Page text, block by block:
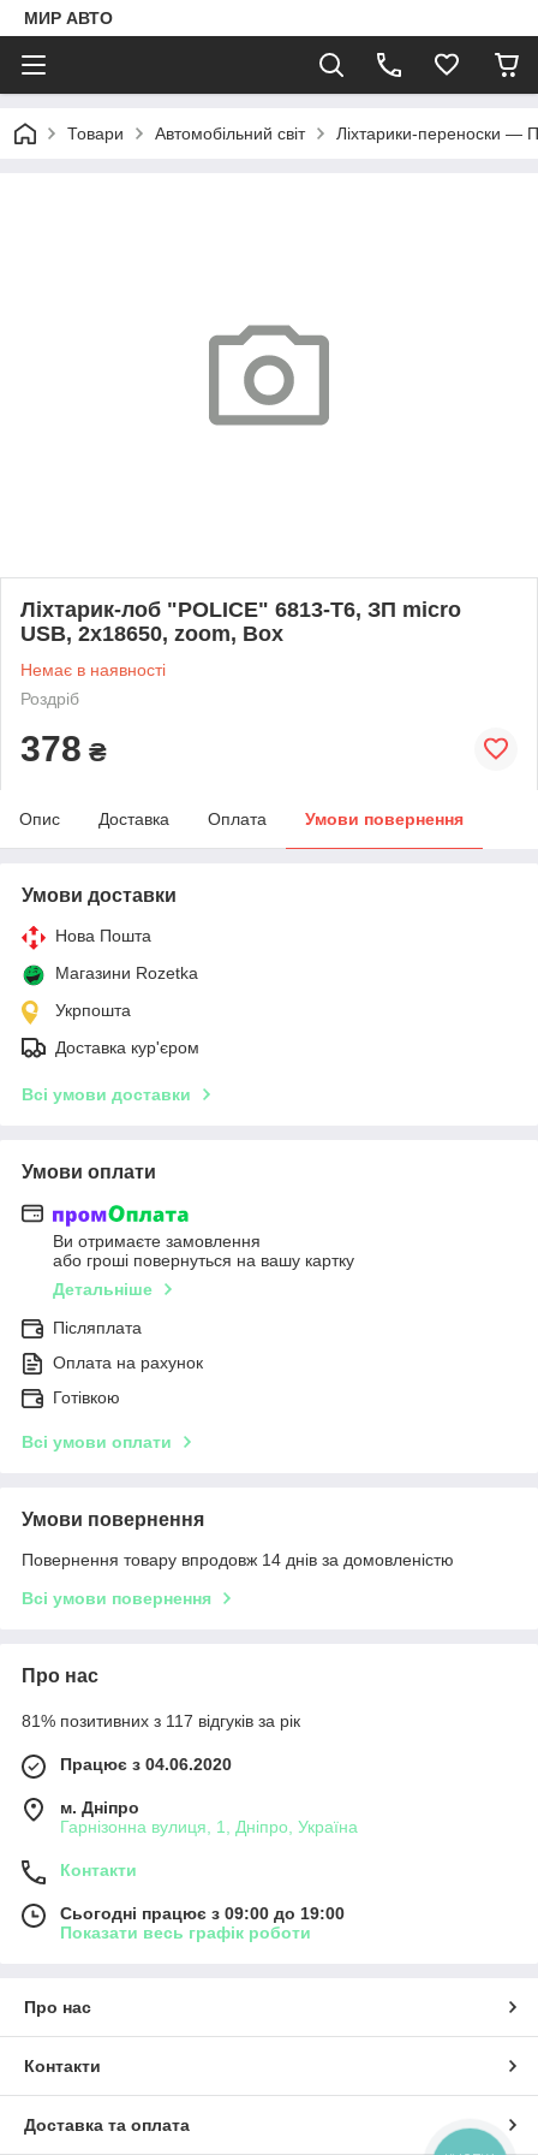
МИР АВТО
Товари Автомобільний світ Ліхтарики-переноски —
Ліхтарик-лоб "POLICE" 6813-T6, ЗП micro
USB, 2x18650, zoom, Box
Немає в наявності
Роздріб
378 ₴
Опис Доставка Оплата Умови повернення
Умови доставки
Нова Пошта
Магазини Rozetka
Укрпошта
Доставка кур'єром
Всі умови доставки
Умови оплати
Ви отримаєте замовлення
або гроші повернуться на вашу картку
Детальніше
Післяплата
Оплата на рахунок
Готівкою
Всі умови оплати
Умови повернення
Повернення товару впродовж 14 днів за домовленістю
Всі умови повернення
Про нас
81% позитивних з 117 відгуків за рік
Працює з 04.06.2020
м. Дніпро
Гарнізонна вулиця, 1, Дніпро, Україна
Контакти
Сьогодні працює з 09:00 до 19:00
Показати весь графік роботи
Про нас
Контакти
Доставка та оплата